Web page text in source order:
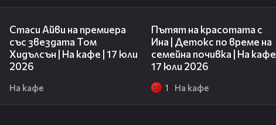
Стаси Айви на премиера
със звездата Том
Хидълсън | На кафе | 17 юли
2026
На кафе
Пътят на красотата с
Ина | Детокс по време на
семейна почивка | На кафе |
17 юли 2026
1 На кафе